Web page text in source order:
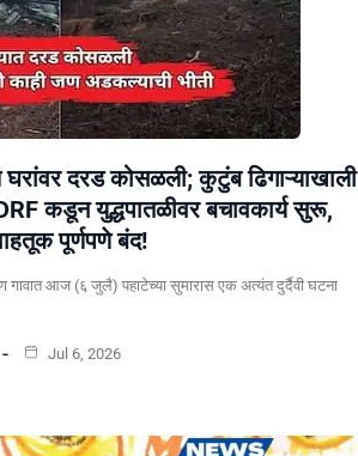
दरड कोसळली; कुटुंब ढिगाऱ्याखाली
कडून युद्धपातळीवर बचावकार्य सुरू,
पूर्णपणे बंद!
गावात आज (६ जुलै) पहाटेच्या सुमारास एक अत्यंत दुर्दैवी घटना
Jul 6, 2026